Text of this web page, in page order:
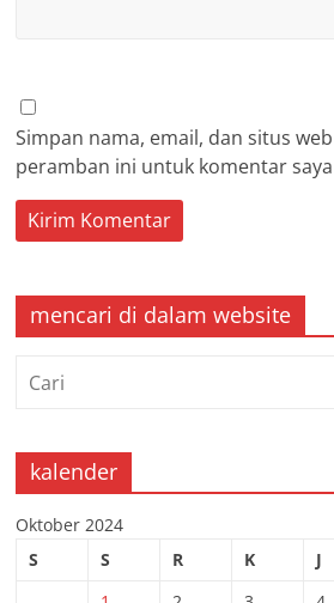
Simpan nama, email, dan situs
peramban ini untuk komentar
mencari di dalam website
kalender
Oktober 2024
S
S R K J